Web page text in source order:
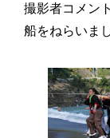
撮影者コメン
船をねらいま